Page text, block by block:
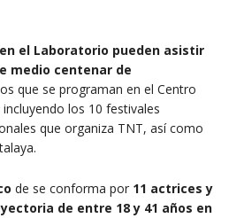
el Laboratorio pueden asistir
medio centenar de
que se programan en el Centro
los 10 festivales
que organiza TNT, así como
de se conforma por 11 actrices y
de entre 18 y 41 años en